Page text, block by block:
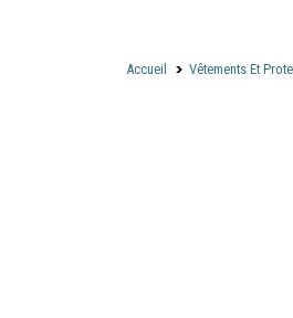
Accueil Vêtements Et